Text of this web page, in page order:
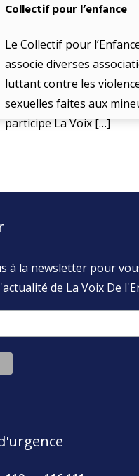
Collectif pour l’enfance
Le Collectif pour
associe diverses
luttant contre les
sexuelles faites aux
participe La Voix […]
à la newsletter pour
de La Voix De